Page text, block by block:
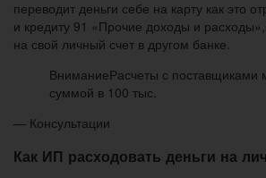
переводит деньги себе на карту как это
и кредиту 91 «Прочие доходы и
на свой личный счет в другом банке.
ВниманиеРасчеты с поставщиками
суммой в 100 тыс.
— Консультации
Как ИП расходовать деньги на